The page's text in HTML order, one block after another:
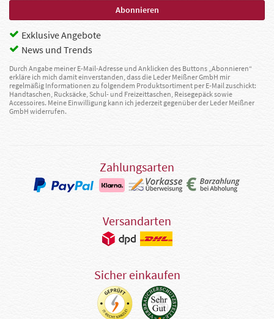
Exklusive Angebote
News und Trends
Durch Angabe meiner E-Mail-Adresse und Anklicken des Buttons „Abonnieren“
erkläre ich mich damit einverstanden, dass die Leder Meißner GmbH mir
regelmäßig Informationen zu folgendem Produktsortiment per E-Mail zuschickt:
Handtaschen, Rucksäcke, Schul- und Freizeittaschen, Reisegepäck sowie
Accessoires. Meine Einwilligung kann ich jederzeit gegenüber der Leder Meißner
GmbH widerrufen.
Zahlungsarten
Versandarten
Sicher einkaufen